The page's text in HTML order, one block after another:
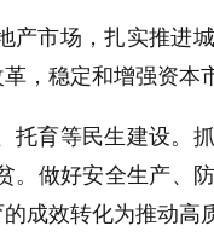
产市场，扎实推进
，稳定和增强资本
育等民生建设。
。做好安全生产、
成效转化为推动高